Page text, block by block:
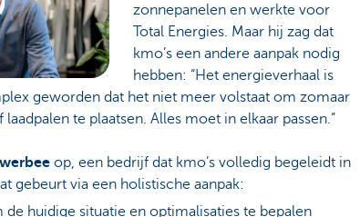
zonnepanelen en werkte voor
Total Energies. Maar hij zag dat
kmo’s een andere aanpak nodig
hebben: “Het energieverhaal is
geworden dat het niet meer volstaat om zomaar
te plaatsen. Alles moet in elkaar passen.”
op, een bedrijf dat kmo’s volledig begeleidt in
gebeurt via een holistische aanpak:
de huidige situatie en optimalisaties te bepalen